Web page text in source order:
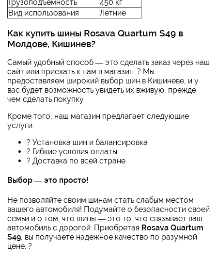
Грузоподъемность
450 кг
Вид использования
Летние
Как купить шины Rosava Quartum S49 в
Молдове, Кишинев?
Самый удобный способ — это сделать заказ через наш
сайт или приехать к нам в магазин. ? Мы
предоставляем широкий выбор шин в Кишиневе, и у
вас будет возможность увидеть их вживую, прежде
чем сделать покупку.
Кроме того, наш магазин предлагает следующие
услуги:
? Установка шин и балансировка
? Гибкие условия оплаты
? Доставка по всей стране
Выбор — это просто!
Не позволяйте своим шинам стать слабым местом
вашего автомобиля! Подумайте о безопасности своей
семьи и о том, что шины — это то, что связывает ваш
автомобиль с дорогой. Приобретая Rosava Quartum
S49 , вы получаете надежное качество по разумной
цене. ?